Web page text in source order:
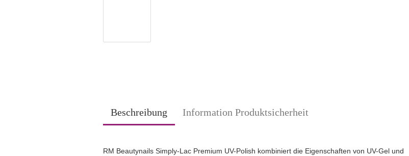
Beschreibung Information Produktsicherheit
RM Beautynails Simply-Lac Premium UV-Polish kombiniert die Eigenschaften von UV-Gel und